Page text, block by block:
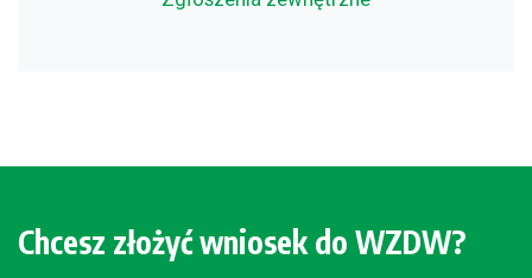
Chcesz złożyć wniosek do WZDW?